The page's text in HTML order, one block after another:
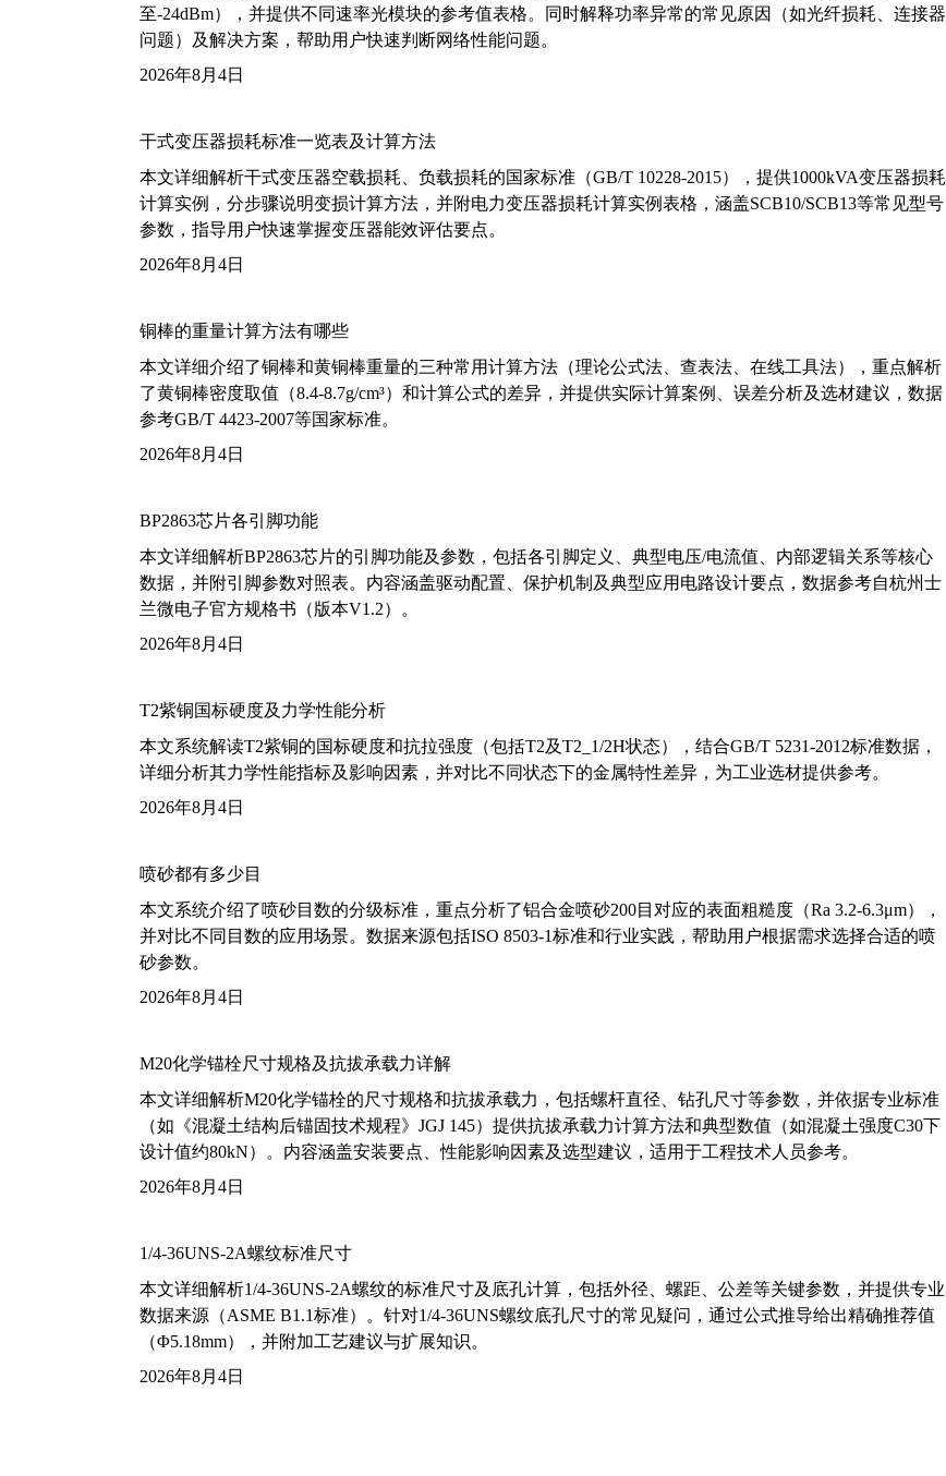
至-24dBm），并提供不同速率光模块的参考值表格。同时解释功率异常的常见原因（如光纤损耗、连接器
问题）及解决方案，帮助用户快速判断网络性能问题。
2026年8月4日
干式变压器损耗标准一览表及计算方法
本文详细解析干式变压器空载损耗、负载损耗的国家标准（GB/T 10228-2015），提供1000kVA变压器损耗
计算实例，分步骤说明变损计算方法，并附电力变压器损耗计算实例表格，涵盖SCB10/SCB13等常见型号
参数，指导用户快速掌握变压器能效评估要点。
2026年8月4日
铜棒的重量计算方法有哪些
本文详细介绍了铜棒和黄铜棒重量的三种常用计算方法（理论公式法、查表法、在线工具法），重点解析
了黄铜棒密度取值（8.4-8.7g/cm³）和计算公式的差异，并提供实际计算案例、误差分析及选材建议，数据
参考GB/T 4423-2007等国家标准。
2026年8月4日
BP2863芯片各引脚功能
本文详细解析BP2863芯片的引脚功能及参数，包括各引脚定义、典型电压/电流值、内部逻辑关系等核心
数据，并附引脚参数对照表。内容涵盖驱动配置、保护机制及典型应用电路设计要点，数据参考自杭州士
兰微电子官方规格书（版本V1.2）。
2026年8月4日
T2紫铜国标硬度及力学性能分析
本文系统解读T2紫铜的国标硬度和抗拉强度（包括T2及T2_1/2H状态），结合GB/T 5231-2012标准数据，
详细分析其力学性能指标及影响因素，并对比不同状态下的金属特性差异，为工业选材提供参考。
2026年8月4日
喷砂都有多少目
本文系统介绍了喷砂目数的分级标准，重点分析了铝合金喷砂200目对应的表面粗糙度（Ra 3.2-6.3μm），
并对比不同目数的应用场景。数据来源包括ISO 8503-1标准和行业实践，帮助用户根据需求选择合适的喷
砂参数。
2026年8月4日
M20化学锚栓尺寸规格及抗拔承载力详解
本文详细解析M20化学锚栓的尺寸规格和抗拔承载力，包括螺杆直径、钻孔尺寸等参数，并依据专业标准
（如《混凝土结构后锚固技术规程》JGJ 145）提供抗拔承载力计算方法和典型数值（如混凝土强度C30下
设计值约80kN）。内容涵盖安装要点、性能影响因素及选型建议，适用于工程技术人员参考。
2026年8月4日
1/4-36UNS-2A螺纹标准尺寸
本文详细解析1/4-36UNS-2A螺纹的标准尺寸及底孔计算，包括外径、螺距、公差等关键参数，并提供专业
数据来源（ASME B1.1标准）。针对1/4-36UNS螺纹底孔尺寸的常见疑问，通过公式推导给出精确推荐值
（Φ5.18mm），并附加工艺建议与扩展知识。
2026年8月4日